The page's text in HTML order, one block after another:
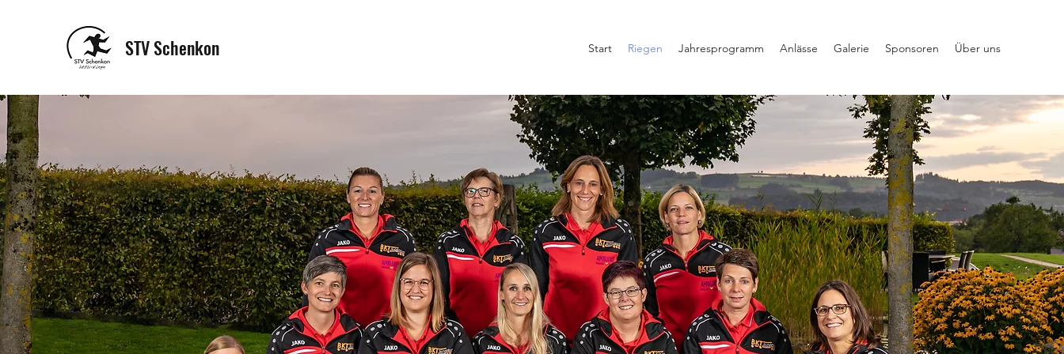
STV Schenkon Start Riegen Jahresprogramm Anlässe Galerie Sponsoren Über uns